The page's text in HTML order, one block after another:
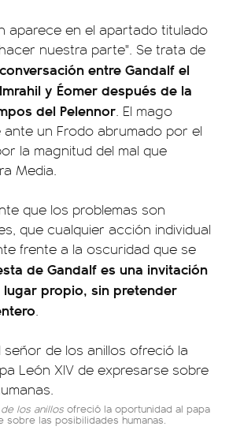
aparece en el apartado titulado
nuestra parte". Se trata de
entre Gandalf el
y Éomer después de la
del Pelennor. El mago
un Frodo abrumado por el
la magnitud del mal que
Media.
que los problemas son
que cualquier acción individual
frente a la oscuridad que se
de Gandalf es una invitación
propio, sin pretender
.
los anillos ofreció la oportunidad al papa
sobre las posibilidades humanas.